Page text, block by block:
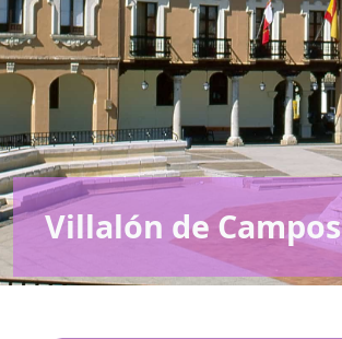
Villalón de Campos